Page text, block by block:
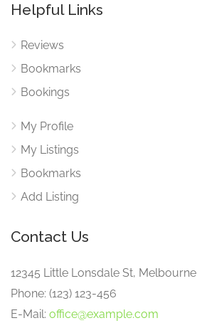
Helpful Links
Reviews
Bookmarks
Bookings
My Profile
My Listings
Bookmarks
Add Listing
Contact Us
12345 Little Lonsdale St, Melbourne
Phone: (123) 123-456
E-Mail: office@example.com